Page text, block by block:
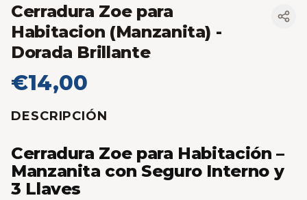
Cerradura Zoe para
Habitacion (Manzanita) -
Dorada Brillante
€14,00
DESCRIPCIÓN
Cerradura Zoe para Habitación –
Manzanita con Seguro Interno y
3 Llaves